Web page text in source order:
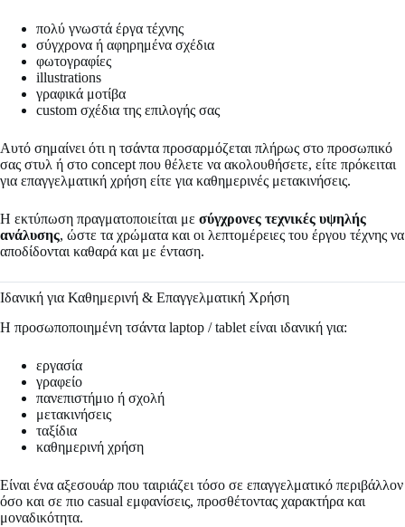
πολύ γνωστά έργα τέχνης
σύγχρονα ή αφηρημένα σχέδια
φωτογραφίες
illustrations
γραφικά μοτίβα
custom σχέδια της επιλογής σας
Αυτό σημαίνει ότι η τσάντα προσαρμόζεται πλήρως στο προσωπικό
σας στυλ ή στο concept που θέλετε να ακολουθήσετε, είτε πρόκειται
για επαγγελματική χρήση είτε για καθημερινές μετακινήσεις.
Η εκτύπωση πραγματοποιείται με σύγχρονες τεχνικές υψηλής
ανάλυσης, ώστε τα χρώματα και οι λεπτομέρειες του έργου τέχνης να
αποδίδονται καθαρά και με ένταση.
Ιδανική για Καθημερινή & Επαγγελματική Χρήση
Η προσωποποιημένη τσάντα laptop / tablet είναι ιδανική για:
εργασία
γραφείο
πανεπιστήμιο ή σχολή
μετακινήσεις
ταξίδια
καθημερινή χρήση
Είναι ένα αξεσουάρ που ταιριάζει τόσο σε επαγγελματικό περιβάλλον
όσο και σε πιο casual εμφανίσεις, προσθέτοντας χαρακτήρα και
μοναδικότητα.